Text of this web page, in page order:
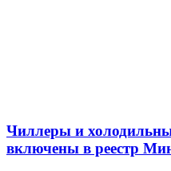
Чиллеры и
включены в реестр